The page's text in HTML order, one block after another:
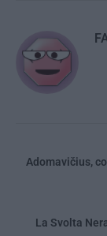
Adomavičius,
La Svolta